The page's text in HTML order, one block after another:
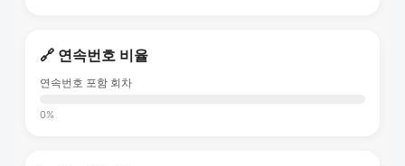
🔗 연속번호 비율
연속번호 포함 회차
0%